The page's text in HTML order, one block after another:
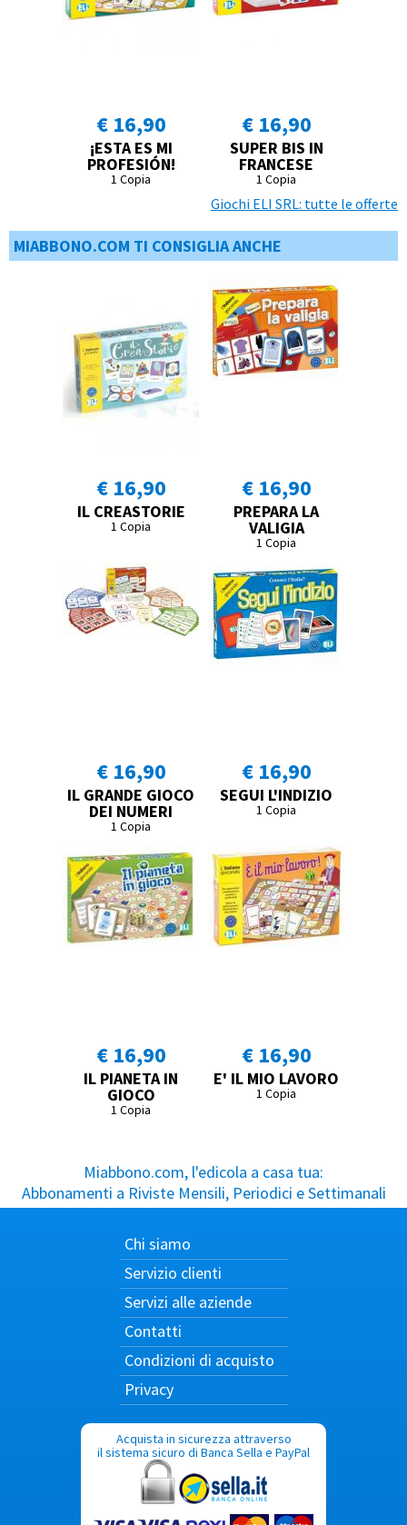
€ 16,90
¡ESTA ES MI
PROFESIÓN!
1 Copia
€ 16,90
SUPER BIS IN
FRANCESE
1 Copia
Giochi ELI SRL: tutte le offerte
MIABBONO.COM TI CONSIGLIA ANCHE
€ 16,90
IL CREASTORIE
1 Copia
€ 16,90
PREPARA LA
VALIGIA
1 Copia
€ 16,90
IL GRANDE GIOCO
DEI NUMERI
1 Copia
€ 16,90
SEGUI L'INDIZIO
1 Copia
€ 16,90
IL PIANETA IN
GIOCO
1 Copia
€ 16,90
E' IL MIO LAVORO
1 Copia
Miabbono.com, l'edicola a casa tua:
Abbonamenti a Riviste Mensili, Periodici e Settimanali
Chi siamo
Servizio clienti
Servizi alle aziende
Contatti
Condizioni di acquisto
Privacy
Acquista in sicurezza attraverso
il sistema sicuro di Banca Sella e PayPal